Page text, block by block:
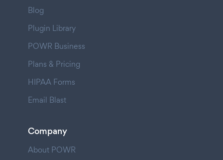
Blog
Plugin Library
POWR Business
Plans & Pricing
HIPAA Forms
Email Blast
Company
About POWR